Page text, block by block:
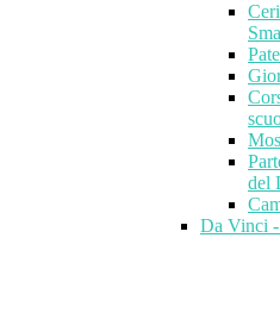
del
Da Vinci -